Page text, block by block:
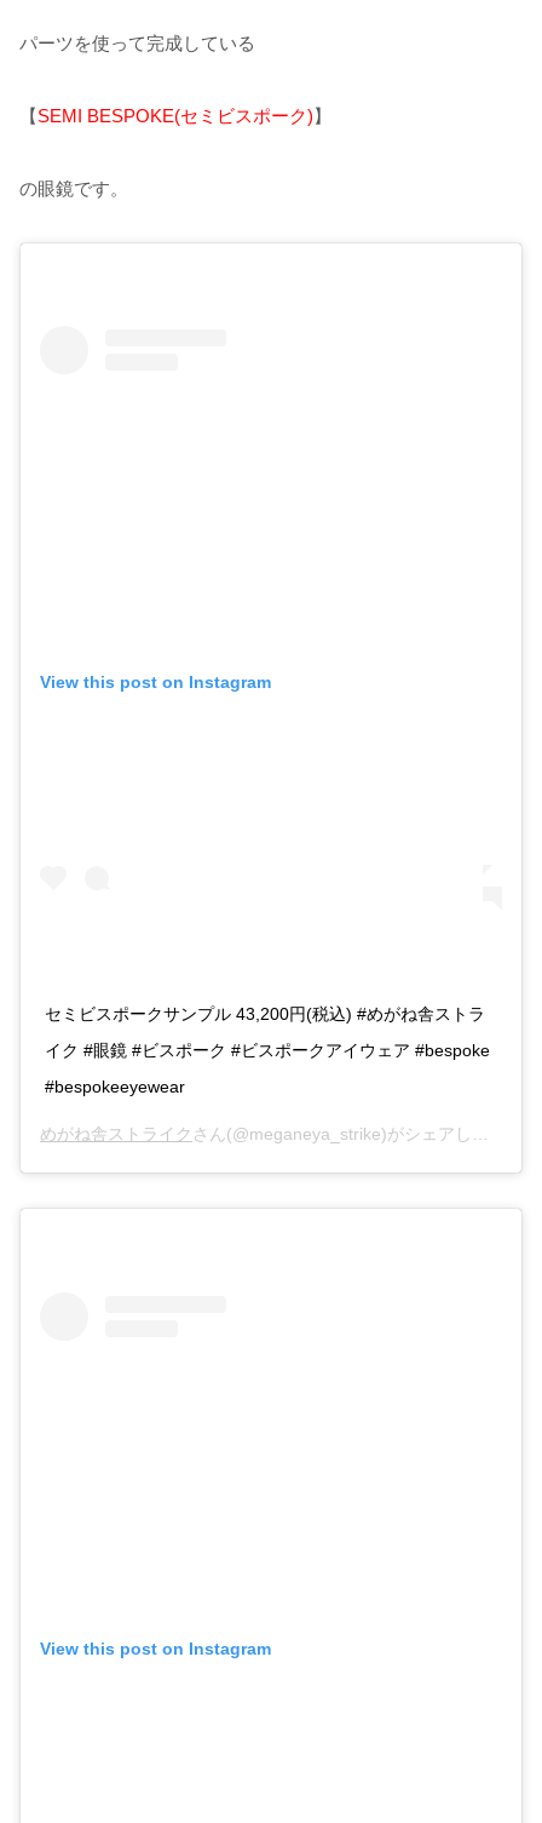
パーツを使って完成している
【SEMI BESPOKE(セミビスポーク)】
の眼鏡です。
View this post on Instagram
セミビスポークサンプル 43,200円(税込) #めがね舎ストラ
イク #眼鏡 #ビスポーク #ビスポークアイウェア #bespoke
#bespokeeyewear
めがね舎ストライク さん(@meganeya_strike)がシェアした投稿 –
View this post on Instagram